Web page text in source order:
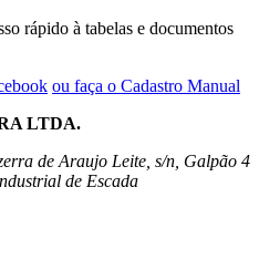
rápido à tabelas e documentos
ou faça o Cadastro Manual
LTDA.
de Araujo Leite, s/n, Galpão 4
de Escada